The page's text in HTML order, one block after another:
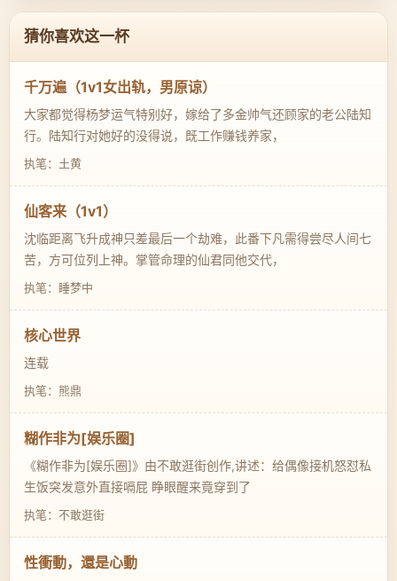
猜你喜欢这一杯
千万遍（1v1女出轨，男原谅）
大家都觉得杨梦运气特别好，嫁给了多金帅气还顾家的老公陆知
行。陆知行对她好的没得说，既工作赚钱养家，
执笔：土黄
仙客来（1v1）
沈临距离飞升成神只差最后一个劫难，此番下凡需得尝尽人间七
苦，方可位列上神。掌管命理的仙君同他交代，
执笔：睡梦中
核心世界
连载
执笔：熊鼎
糊作非为[娱乐圈]
《糊作非为[娱乐圈]》由不敢逛街创作,讲述：给偶像接机怒怼私
生饭突发意外直接嗝屁 睁眼醒来竟穿到了
执笔：不敢逛街
性衝動，還是心動